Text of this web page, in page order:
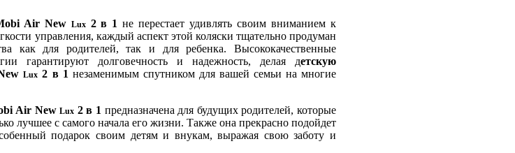
Air New Lux2 в 1 не перестает удивлять своим вниманием к
управления, каждый аспект этой коляски тщательно продуман
как для родителей, так и для ребенка. Высококачественные
гарантируют долговечность и надежность, делая детскую
Lux 2 в 1 незаменимым спутником для вашей семьи на многие
Air NewLux 2 в 1 предназначена для будущих родителей, которые
лучшее с самого начала его жизни. Также она прекрасно подойдет
подарок своим детям и внукам, выражая свою заботу и